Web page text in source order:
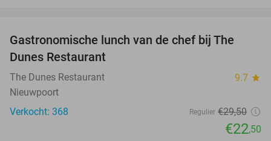
Gastronomische lunch van de chef bij The
Dunes Restaurant
The Dunes Restaurant 9.7 star
Nieuwpoort
Verkocht: 368
Regulier €29,50
€22,50